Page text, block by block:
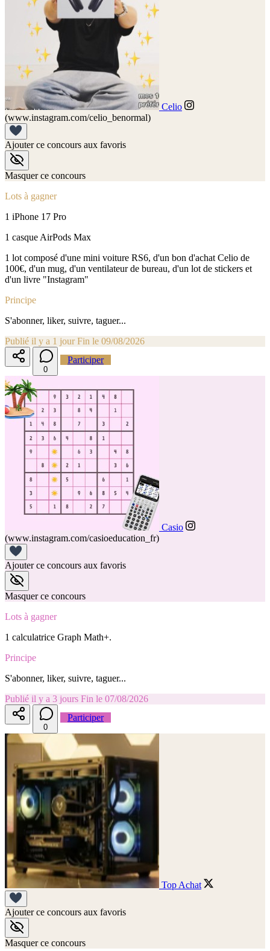
Celio
(www.instagram.com/celio_benormal)
Ajouter ce concours aux favoris
Masquer ce concours
Lots à gagner
1 iPhone 17 Pro
1 casque AirPods Max
1 lot composé d'une mini voiture RS6, d'un bon d'achat Celio de
100€, d'un mug, d'un ventilateur de bureau, d'un lot de stickers et
d'un livre "Instagram"
Principe
S'abonner, liker, suivre, taguer...
Publié il y a 1 jour Fin le 09/08/2026
0
Participer
Casio
(www.instagram.com/casioeducation_fr)
Ajouter ce concours aux favoris
Masquer ce concours
Lots à gagner
1 calculatrice Graph Math+.
Principe
S'abonner, liker, suivre, taguer...
Publié il y a 3 jours Fin le 07/08/2026
0
Participer
Top Achat
Ajouter ce concours aux favoris
Masquer ce concours